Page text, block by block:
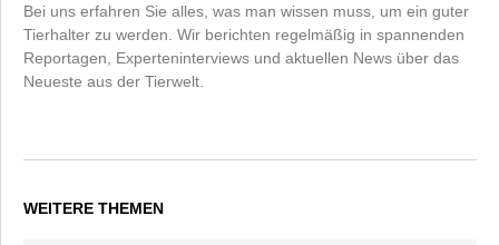
Bei uns erfahren Sie alles, was man wissen muss, um ein guter
Tierhalter zu werden. Wir berichten regelmäßig in spannenden
Reportagen, Experteninterviews und aktuellen News über das
Neueste aus der Tierwelt.
WEITERE THEMEN